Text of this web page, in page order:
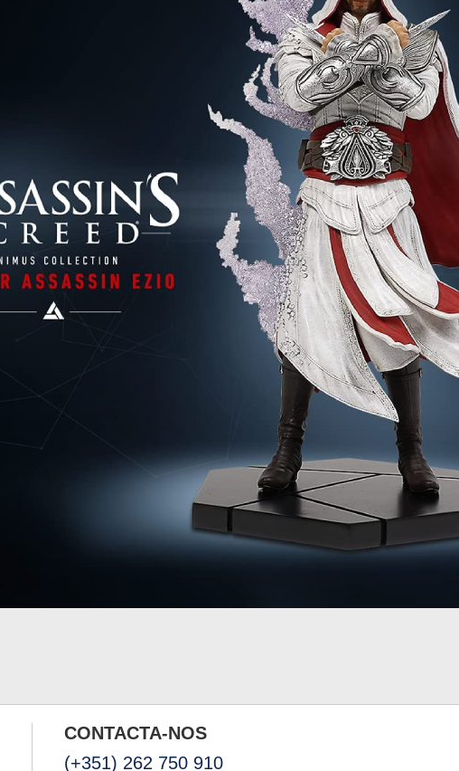
CONTACTA-NOS
(+351) 262 750 910